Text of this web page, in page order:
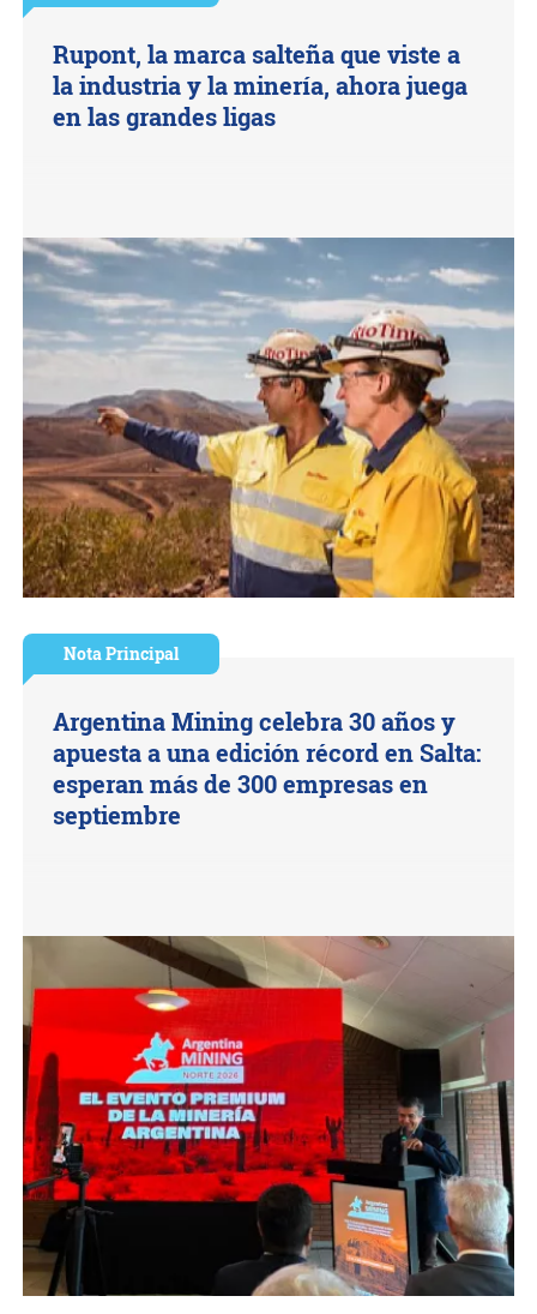
Rupont, la marca salteña que viste a
la industria y la minería, ahora juega
en las grandes ligas
Nota Principal
Argentina Mining celebra 30 años y
apuesta a una edición récord en Salta:
esperan más de 300 empresas en
septiembre